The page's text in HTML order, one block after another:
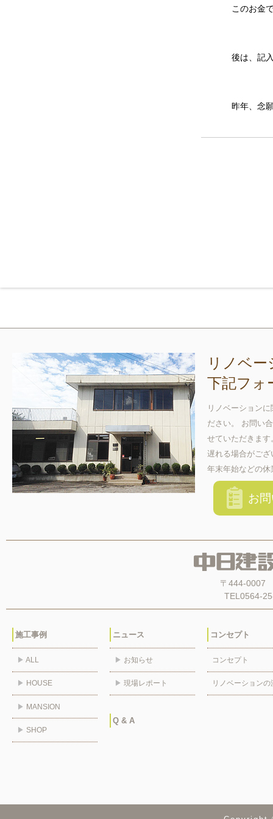
このお金
後は、記
昨年、念
リノベ
下記フォ
リノベーション
ださい。 お問い
せていただきま
遅れる場合がござ
年末年始などの
お問
〒444-0007
TEL0564-
施工事例
▶ ALL
▶ HOUSE
▶ MANSION
▶ SHOP
ニュース
▶ お知らせ
▶ 現場レポート
Q & A
コンセプト
コンセプト
リノベーションの